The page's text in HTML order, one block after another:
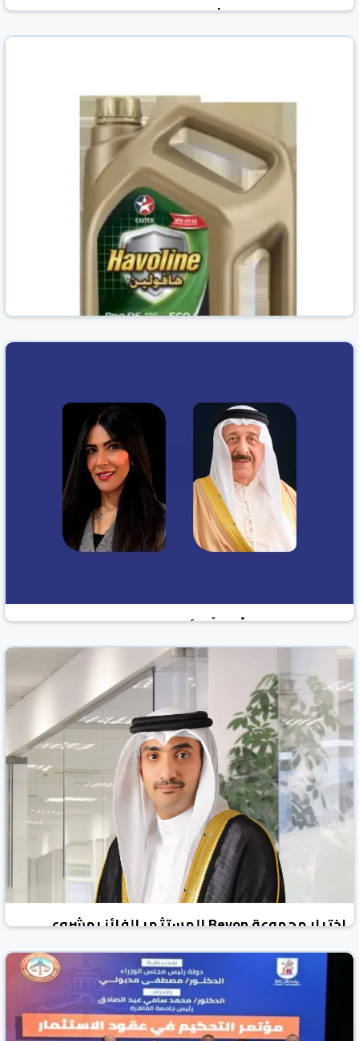
"مصارف البحرين" تشارك في جلسة حول استراتيجية
"بنفت"
«شيفرون» تُوصي بزيت هافولين برو دي التخليقي
بالكامل لحماية المحركات والكفاءة العالية
«باسرك» تحقق أرباحاً عائدة للمساهمين بـ522810
دنانير بالربع الرابع من 2025
الوطن نيوز البحرين
اختيار مجموعة Beyon المستثمر الفائز بمشروع
تطوير شبكة الاتصالات الثابتة الوطنية بالكويت
الوطن نيوز البحرين 25 شباط/فبراير 2026